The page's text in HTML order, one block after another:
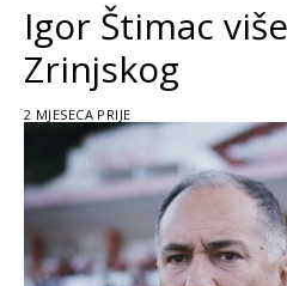
Igor Štimac
Zrinjskog
2 MJESECA PRIJE